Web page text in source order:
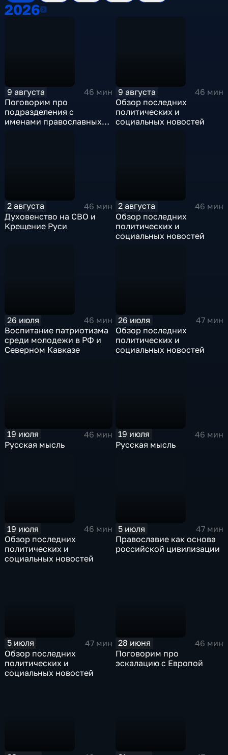
20262026
9 августа
46 мин
Поговорим про
подразделения с
именами православных
9 августа
46 мин
Обзор последних
политических и
социальных новостей
2 августа
46 мин
Духовенство на СВО и
Крещение Руси
2 августа
46 мин
Обзор последних
политических и
социальных новостей
26 июля
46 мин
Воспитание патриотизма
среди молодежи в РФ и
Северном Кавказе
26 июля
47 мин
Обзор последних
политических и
социальных новостей
19 июля
46 мин
Русская мысль
19 июля
46 мин
Русская мысль
19 июля
46 мин
Обзор последних
политических и
социальных новостей
5 июля
47 мин
Православие как основа
российской цивилизации
5 июля
47 мин
Обзор последних
политических и
социальных новостей
28 июня
46 мин
Поговорим про
эскалацию с Европой